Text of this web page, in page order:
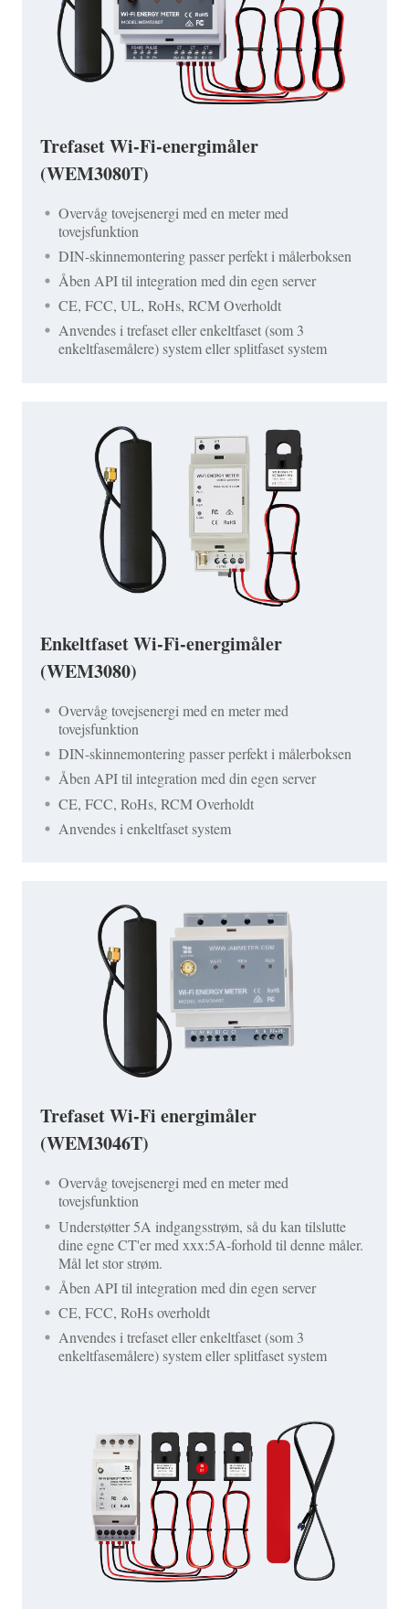
Trefaset Wi-Fi-energimåler
(WEM3080T)
Overvåg tovejsenergi med en meter med
tovejsfunktion
DIN-skinnemontering passer perfekt i målerboksen
Åben API til integration med din egen server
CE, FCC, UL, RoHs, RCM Overholdt
Anvendes i trefaset eller enkeltfaset (som 3
enkeltfasemålere) system eller splitfaset system
Enkeltfaset Wi-Fi-energimåler
(WEM3080)
Overvåg tovejsenergi med en meter med
tovejsfunktion
DIN-skinnemontering passer perfekt i målerboksen
Åben API til integration med din egen server
CE, FCC, RoHs, RCM Overholdt
Anvendes i enkeltfaset system
Trefaset Wi-Fi energimåler
(WEM3046T)
Overvåg tovejsenergi med en meter med
tovejsfunktion
Understøtter 5A indgangsstrøm, så du kan tilslutte
dine egne CT'er med xxx:5A-forhold til denne måler.
Mål let stor strøm.
Åben API til integration med din egen server
CE, FCC, RoHs overholdt
Anvendes i trefaset eller enkeltfaset (som 3
enkeltfasemålere) system eller splitfaset system